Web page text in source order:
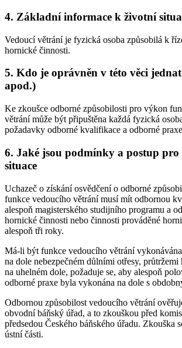
4. Základní informace k životní
Vedoucí větrání je fyzická osoba způsobilá k
hornické činnosti.
5. Kdo je oprávněn v této věci
apod.)
Ke zkoušce odborné způsobilosti pro výkon
větrání může být připuštěna každá fyzická
požadavky odborné kvalifikace a odborné
6. Jaké jsou podmínky a postup pro
situace
Uchazeč o získání osvědčení o odborné
funkce vedoucího větrání musí mít odbornou
alespoň magisterského studijního programu a
hornické činnosti nebo činnosti prováděné
alespoň tři roky.
Má-li být funkce vedoucího větrání
na dole nebezpečném důlními otřesy,
na uhelném dole, požaduje se, aby alespoň
odborné praxe byla vykonána na dole s
Odbornou způsobilost vedoucího větrání
obvodní báňský úřad, a to zkouškou před
předsedou Českého báňského úřadu. Zkouška
ústní části.